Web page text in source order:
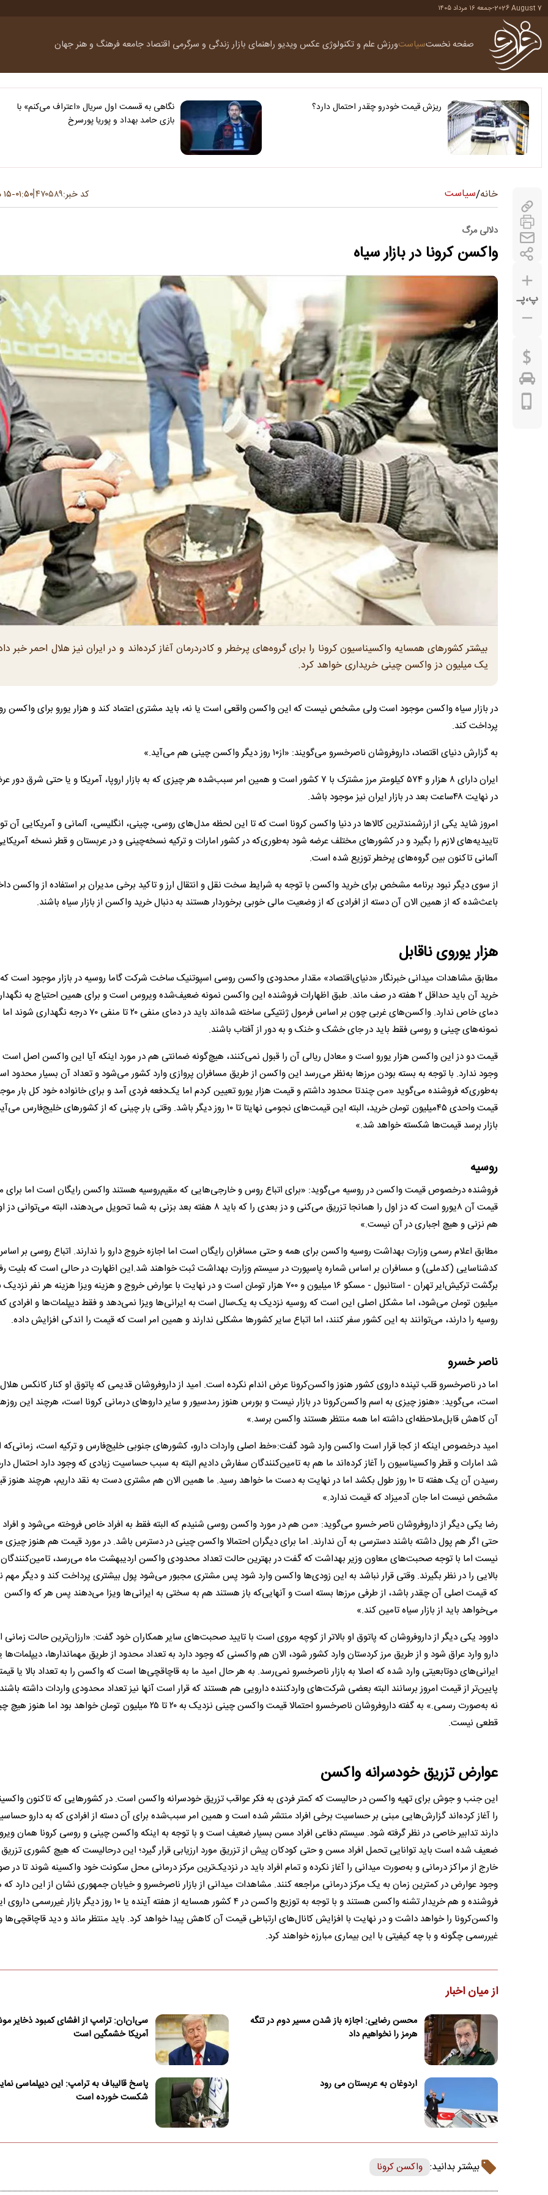
2026 August 7
-جمعه ۱۶ مرداد ۱۴۰۵
صفحه نخستسیاستورزش علم و تکنولوژی عکس ویدیو راهنمای بازارزندگی و سرگرمی اقتصاد جامعهفرهنگ و هنرجهان
ریزش قیمت خودرو چقدر احتمال دارد؟
نگاهی به قسمت اول سریال «اعتراف می‌کنم» با
بازی حامد بهداد و پوریا پورسرخ
پ،پـ
خانه/سیاست کد خبر:۴۷۰۵۸۹۰۱:۵۰-۱۵ دی ۱۳۹۹
دلالی مرگ
واکسن کرونا در بازار سیاه
بیشتر کشورهای همسایه واکسیناسیون کرونا را برای گروه‌های پر‌خطر و کادر‌درمان آغاز کرده‌اند و در ایران نیز هلال احمر خبر
یک میلیون دز واکسن چینی خریداری خواهد کرد.
در بازار سیاه واکسن موجود است ولی مشخص نیست که این واکسن واقعی است یا نه، باید مشتری اعتماد کند و هزار یورو برای واکسن
پرداخت کند.
به گزارش دنیای اقتصاد، دارو‌فروشان ناصر‌خسرو می‌گویند: «از‌‌۱۰ روز دیگر واکسن چینی هم می‌آید.»
ایران دارای ۸ هزار و ۵۷۴ کیلومتر مرز مشترک با ۷ کشور است و همین امر سبب‌شده هر چیزی که به بازار اروپا، آمریکا و یا حتی شرق
در نهایت ۴۸ساعت بعد در بازار ایران نیز موجود باشد.
امروز شاید یکی از ارزشمند‌ترین کالا‌ها در دنیا واکسن کرونا است که تا این لحظه مدل‌های روسی، چینی، انگلیسی، آلمانی و آمریکایی آن
تاییدیه‌های لازم را بگیرد و در کشورهای مختلف عرضه شود‌ به‌طوری‌که در کشور امارات و ترکیه نسخه‌چینی و در عربستان و قطر نسخه
آلمانی تاکنون بین گروه‌های پرخطر توزیع شده است.
از سوی دیگر نبود برنامه مشخص برای خرید واکسن با توجه به شرایط سخت نقل و انتقال ارز و تاکید برخی مدیران بر استفاده از واکسن
باعث‌شده که از همین الان آن دسته از افرادی که از وضعیت مالی خوبی برخوردار هستند به دنبال خرید واکسن از بازار سیاه باشند.
هزار یوروی ناقابل
مطابق مشاهدات میدانی خبرنگار «دنیای‌اقتصاد» مقدار محدودی واکسن روسی اسپوتنیک‌ ساخت شرکت گاما روسیه در بازار موجود است
خرید آن باید حداقل ۲ هفته در صف ماند. طبق اظهارات فروشنده این واکسن نمونه ضعیف‌شده ویروس است و برای همین احتیاج به
دمای خاص ندارد. واکسن‌های غربی چون بر اساس فرمول ژنتیکی ساخته شده‌اند باید در دمای منفی ۲۰ تا منفی ۷۰ درجه نگهداری شوند اما
نمونه‌های چینی و روسی فقط باید در جای خشک و خنک و به دور از آفتاب باشند.
قیمت دو دز این واکسن هزار یورو است و معادل ریالی آن را قبول نمی‌کنند، هیچ‌گونه ضمانتی هم در مورد اینکه آیا این واکسن اصل است
وجود ندارد. با توجه به بسته بودن مرزها به‌نظر می‌رسد این واکسن از طریق مسافران پروازی وارد کشور می‌شود و تعداد آن بسیار محدود
به‌طوری‌که فروشنده می‌گوید‌ «‌من چند‌تا محدود داشتم و قیمت هزار یورو تعیین کردم اما یک‌دفعه فردی آمد و برای خانواده خود کل بار
قیمت واحدی ۴۵‌میلیون تومان خرید، البته این قیمت‌های نجومی نهایتا تا ۱۰ روز دیگر باشد. وقتی بار چینی که از کشورهای
بازار برسد قیمت‌ها شکسته خواهد شد.»
روسیه
فروشنده درخصوص قیمت واکسن در روسیه می‌گوید: «برای اتباع روس و خارجی‌هایی که مقیم‌روسیه هستند واکسن رایگان است اما برای
قیمت آن ۸یورو است که دز اول را همانجا تزریق می‌کنی و د‌ز بعدی را که باید ۸ هفته بعد بزنی به شما تحویل می‌دهند، البته
هم نزنی و هیچ اجباری در آن نیست.»
مطابق اعلام رسمی وزارت بهداشت روسیه واکسن برای همه و حتی مسافران رایگان است اما اجازه خروج دارو را ندارند. اتباع روسی بر
کد‌شناسایی (کد‌ملی) و مسافران بر اساس شماره پاسپورت در سیستم وزارت بهداشت ثبت خواهند شد.این اظهارت در حالی است که بلیت
میلیون تومان می‌شود، اما مشکل اصلی این است که روسیه نزدیک به یک‌سال است به ایرانی‌ها ویزا نمی‌دهد و فقط دیپلمات‌ها و افرادی
روسیه را دارند، می‌توانند به این کشور سفر کنند، اما اتباع سایر کشورها مشکلی ندارند و همین امر است که قیمت را اندکی افزایش داده.
ناصر خسرو
اما در ناصر‌خسرو قلب تپنده داروی کشور هنوز واکسن‌کرونا عرض اندام نکرده است. امید از دارو‌فروشان قدیمی که پاتوق او کنار کانکس
است، می‌گوید: «هنوز چیزی به اسم واکسن‌کرونا در بازار نیست و بورس هنوز رمدسیور و سایر داروهای درمانی کرونا است، هرچند این
آن کاهش قابل‌ملاحظه‌ای داشته اما همه منتظر هستند واکسن برسد.»
امید درخصوص اینکه از کجا قرار است واکسن وارد شود گفت:«خط اصلی واردات دارو، کشورهای جنوبی خلیج‌فارس و ترکیه است، زمانی‌که
شد امارات و قطر واکسیناسیون را آغاز کرده‌اند ما هم به تامین‌کنندگان سفارش دادیم البته به سبب حساسیت زیادی که وجود دارد احتمال
رسیدن آن یک هفته تا ۱۰ روز طول بکشد اما در نهایت به دست ما خواهد رسید. ما همین الان هم مشتری دست به نقد داریم، هرچند
مشخص نیست اما جان آدمیزاد که قیمت ندارد.»
رضا یکی دیگر از داروفروشان ناصر خسرو می‌گوید: «من هم در مورد واکسن روسی شنیدم که البته فقط به افراد خاص فروخته می‌شود و
حتی اگر هم پول داشته باشند دسترسی به آن ندارند. اما برای دیگران احتمالا واکسن چینی در دسترس باشد. در مورد قیمت هم هنوز
نیست اما با توجه صحبت‌های معاون وزیر بهداشت که گفت در بهترین حالت تعداد محدودی واکسن اردیبهشت ماه می‌رسد،
بالایی را در نظر بگیرند. وقتی قرار نباشد به این زودی‌ها واکسن وارد شود پس مشتری مجبور می‌شود پول بیشتری پرداخت کند و دیگر
که قیمت اصلی آن چقدر باشد، از طرفی مرزها بسته است و آنهایی‌که باز هستند هم به سختی به ایرانی‌ها ویزا می‌دهند پس هر که واکسن
می‌خواهد باید از بازار سیاه تامین کند.»
داوود یکی دیگر از دارو‌فروشان که پاتوق او بالاتر از کوچه مروی است با تایید صحبت‌های سایر همکاران خود گفت: «ارزان‌ترین حالت
دارو وارد عراق شود و از طریق مرز کردستان وارد کشور شود، الان هم واکسنی که وجود دارد به تعداد محدود از طریق مهماندارها، دیپلمات‌ها
ایرانی‌ها‌ی دو‌تابعیتی وارد شده که اصلا به بازار ناصر‌خسرو نمی‌رسد. به هر حال امید ما به قاچاقچی‌ها است که واکسن را به تعداد بالا یا
پایین‌تر از قیمت امروز برسانند البته بعضی شرکت‌های واردکننده دارویی هم هستند که قرار است آنها نیز تعداد محدودی واردات داشته باشند
نه به‌صورت رسمی.» به گفته داروفروشان ناصر‌خسرو احتمالا قیمت واکسن چینی نزدیک به ۲۰ تا ۲۵ میلیون تومان خواهد بود اما هنوز
قطعی نیست.
عوارض تزریق خودسرانه واکسن
این جنب و جوش برای تهیه واکسن در حالیست که کمتر فردی به فکر عواقب تزریق خودسرانه واکسن است. در کشورهایی که تاکنون
را آغاز کرده‌اند گزارش‌هایی مبنی بر حساسیت برخی افراد منتشر شده است و همین امر سبب‌شده برای آن دسته از افرادی که به دارو
دارند تدابیر خاصی در نظر گرفته شود. سیستم دفاعی افراد مسن بسیار ضعیف است و با توجه به اینکه واکسن چینی و روسی کرونا همان
ضعیف شده است باید توانایی تحمل افراد مسن و حتی کودکان پیش از تزریق مورد ارزیابی قرار گیرد؛ این درحالیست که هیچ کشوری
خارج از مراکز درمانی و به‌صورت میدانی را آغاز نکرده و تمام افراد باید در نزدیک‌ترین مرکز درمانی محل سکونت خود واکسینه شوند تا در
وجود عوارض در کمترین زمان به یک مرکز درمانی مراجعه کنند. مشاهدات میدانی از بازار ناصر‌خسرو و خیابان جمهوری نشان از این دارد
فروشنده و هم خریدار تشنه واکسن هستند و با توجه به توزیع واکسن در ۴ کشور همسایه از هفته آینده یا ۱۰ روز دیگر
واکسن‌کرونا را خواهد داشت و در نهایت با افزایش کانال‌های ارتباطی قیمت آن کاهش پیدا خواهد کرد. باید منتظر ماند و دید قاچاقچی‌ها و
غیر‌رسمی چگونه و با چه کیفیتی با این بیماری مبارزه خواهند کرد.
از میان اخبار
محسن رضایی: اجازه باز شدن مسیر دوم در تنگه
هرمز را نخواهیم داد
سی‌ان‌ان: ترامپ از افشای کمبود ذخایر
آمریکا خشمگین است
اردوغان به عربستان می رود
پاسخ قالیباف به ترامپ: این دیپلماسی
شکست خورده است
بیشتر بدانید: واکسن کرونا